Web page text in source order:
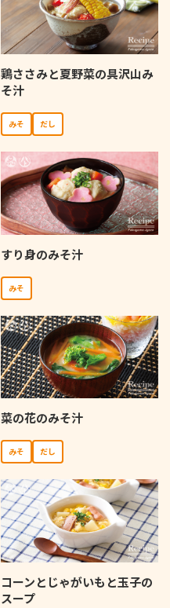
鶏ささみと夏野菜の具沢山み
そ汁
みそ だし
すり身のみそ汁
みそ
菜の花のみそ汁
みそ だし
コーンとじゃがいもと玉子の
スープ